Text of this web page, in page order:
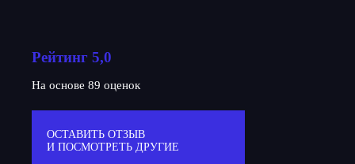
Рейтинг 5,0
На основе 89 оценок
ОСТАВИТЬ ОТЗЫВ
И ПОСМОТРЕТЬ ДРУГИЕ